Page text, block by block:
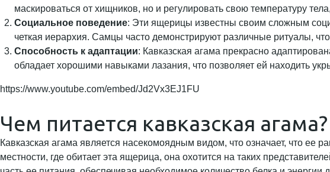
маскироваться от хищников, но и регулировать свою температуру
Социальное поведение: Эти ящерицы известны своим сложным
четкая иерархия. Самцы часто демонстрируют различные ритуалы,
Способность к адаптации: Кавказская агама прекрасно
обладает хорошими навыками лазания, что позволяет ей находить
https://www.youtube.com/embed/Jd2Vx3EJ1FU
Чем питается кавказская агама?
Кавказская агама является насекомоядным видом, что означает, что ее
местности, где обитает эта ящерица, она охотится на таких